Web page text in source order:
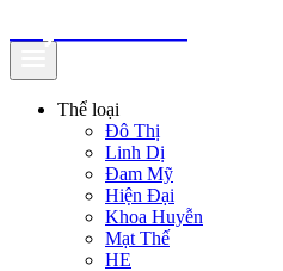
Thể loại
Đô Thị
Linh Dị
Đam Mỹ
Hiện Đại
Khoa Huyễn
Mạt Thế
HE